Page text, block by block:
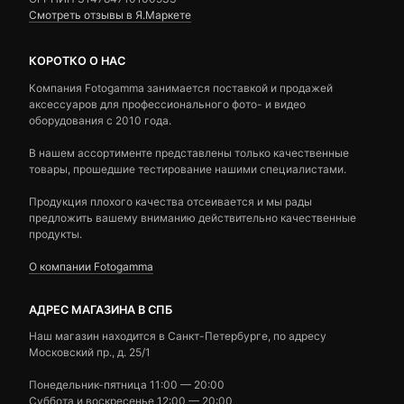
Смотреть отзывы в Я.Маркете
КОРОТКО О НАС
Компания Fotogamma занимается поставкой и продажей
аксессуаров для профессионального фото- и видео
оборудования с 2010 года.
В нашем ассортименте представлены только качественные
товары, прошедшие тестирование нашими специалистами.
Продукция плохого качества отсеивается и мы рады
предложить вашему вниманию действительно качественные
продукты.
О компании Fotogamma
АДРЕС МАГАЗИНА В СПБ
Наш магазин находится в Санкт-Петербурге, по адресу
Московский пр., д. 25/1
Понедельник-пятница 11:00 — 20:00
Суббота и воскресенье 12:00 — 20:00